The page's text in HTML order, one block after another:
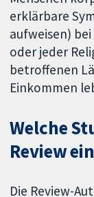
erklärbare
aufweisen)
oder jeder
betroffenen
Einkommen
Welche
Review
Die Review-